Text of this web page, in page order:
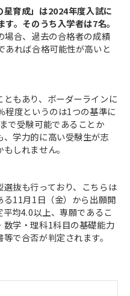
育成」は2024年度入試に
。そのうち入学者は7名。
場合、過去の合格者の成績
あれば合格可能性が高いと
もあり、ボーダーラインに
程度というのは1つの基準に
で受験可能であることか
学力的に高い受験生が志
しれません。
抜も行っており、こちらは
11月1日（金）から出願開
均4.0以上、専願であるこ
数学・理科1科目の基礎能力
で合否が判定されます。